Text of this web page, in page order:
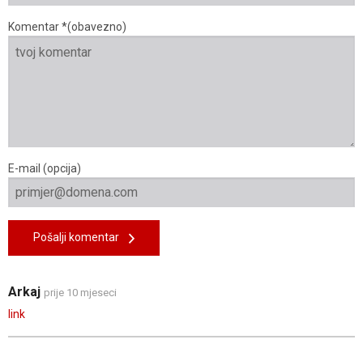
Komentar *(obavezno)
E-mail (opcija)
Pošalji komentar
Arkaj prije 10 mjeseci
link